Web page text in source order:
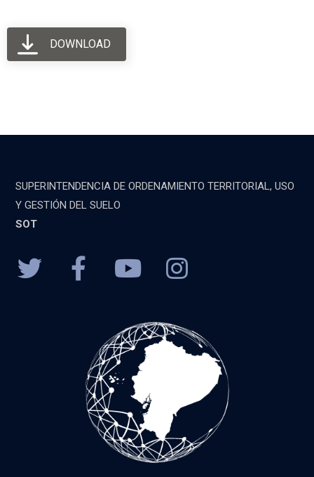
DOWNLOAD
SUPERINTENDENCIA DE ORDENAMIENTO TERRITORIAL, USO
Y GESTIÓN DEL SUELO
SOT